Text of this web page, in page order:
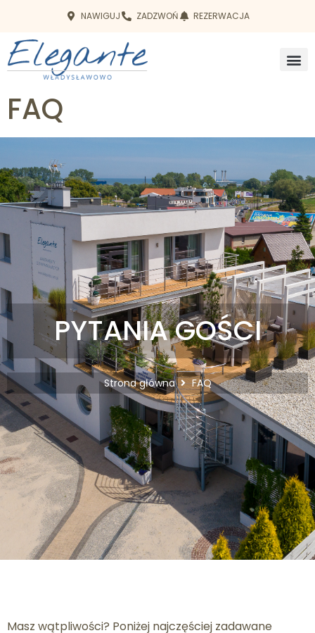
NAWIGUJ ZADZWOŃ REZERWACJA
FAQ
PYTANIA GOŚCI
Strona główna FAQ
Masz wątpliwości​? Poniżej najczęściej zadawane